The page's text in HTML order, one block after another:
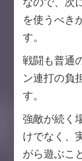
を使うべき
す。
戦闘も普通
ン連打の負
す。
強敵が続く
けでなく、
がら遊ぶこ